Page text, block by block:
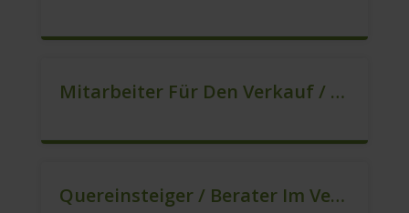
Mitarbeiter Für Den Verkauf / Sales (m/w/d)
Quereinsteiger / Berater Im Vertrieb, Keine Zeitarbeit! (m/w/d)